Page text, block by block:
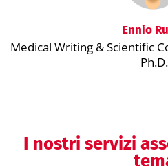
Ennio
Medical Writing & Scientific
Ph.D.
I nostri servizi